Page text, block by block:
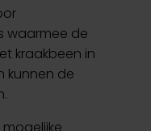
waarmee de
kraakbeen in
kunnen de